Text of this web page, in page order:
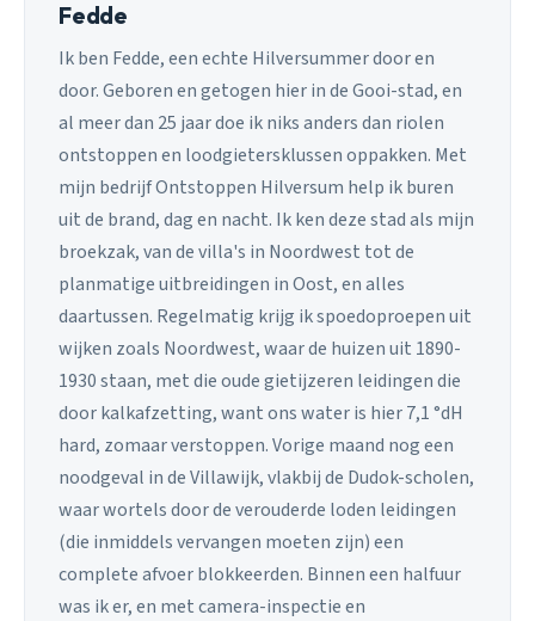
Fedde
Ik ben Fedde, een echte Hilversummer door en
door. Geboren en getogen hier in de Gooi-stad, en
al meer dan 25 jaar doe ik niks anders dan riolen
ontstoppen en loodgietersklussen oppakken. Met
mijn bedrijf Ontstoppen Hilversum help ik buren
uit de brand, dag en nacht. Ik ken deze stad als mijn
broekzak, van de villa's in Noordwest tot de
planmatige uitbreidingen in Oost, en alles
daartussen. Regelmatig krijg ik spoedoproepen uit
wijken zoals Noordwest, waar de huizen uit 1890-
1930 staan, met die oude gietijzeren leidingen die
door kalkafzetting, want ons water is hier 7,1 °dH
hard, zomaar verstoppen. Vorige maand nog een
noodgeval in de Villawijk, vlakbij de Dudok-scholen,
waar wortels door de verouderde loden leidingen
(die inmiddels vervangen moeten zijn) een
complete afvoer blokkeerden. Binnen een halfuur
was ik er, en met camera-inspectie en